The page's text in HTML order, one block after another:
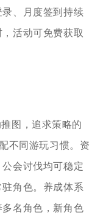
、月度签到持续
活动可免费获取
图，追求策略的
不同游玩习惯。资
会讨伐均可稳定
角色。养成体系
名角色，新角色